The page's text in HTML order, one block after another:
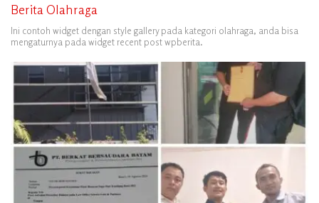
Berita Olahraga
Ini contoh widget dengan style gallery pada kategori olahraga, anda bisa
mengaturnya pada widget recent post wpberita.